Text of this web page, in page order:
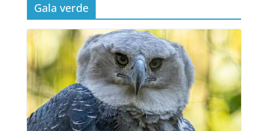
Gala verde